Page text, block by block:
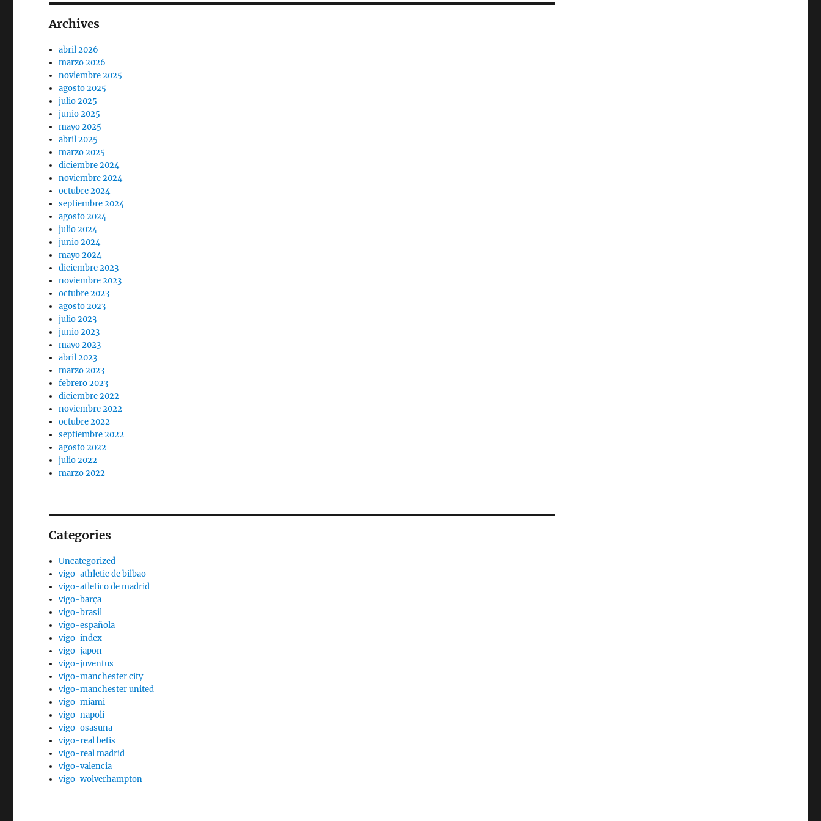
Archives
abril 2026
marzo 2026
noviembre 2025
agosto 2025
julio 2025
junio 2025
mayo 2025
abril 2025
marzo 2025
diciembre 2024
noviembre 2024
octubre 2024
septiembre 2024
agosto 2024
julio 2024
junio 2024
mayo 2024
diciembre 2023
noviembre 2023
octubre 2023
agosto 2023
julio 2023
junio 2023
mayo 2023
abril 2023
marzo 2023
febrero 2023
diciembre 2022
noviembre 2022
octubre 2022
septiembre 2022
agosto 2022
julio 2022
marzo 2022
Categories
Uncategorized
vigo-athletic de bilbao
vigo-atletico de madrid
vigo-barça
vigo-brasil
vigo-española
vigo-index
vigo-japon
vigo-juventus
vigo-manchester city
vigo-manchester united
vigo-miami
vigo-napoli
vigo-osasuna
vigo-real betis
vigo-real madrid
vigo-valencia
vigo-wolverhampton